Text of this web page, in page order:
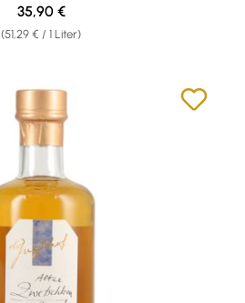
(51,29 € / 1 Liter)
Regulärer Preis:
35,90 €